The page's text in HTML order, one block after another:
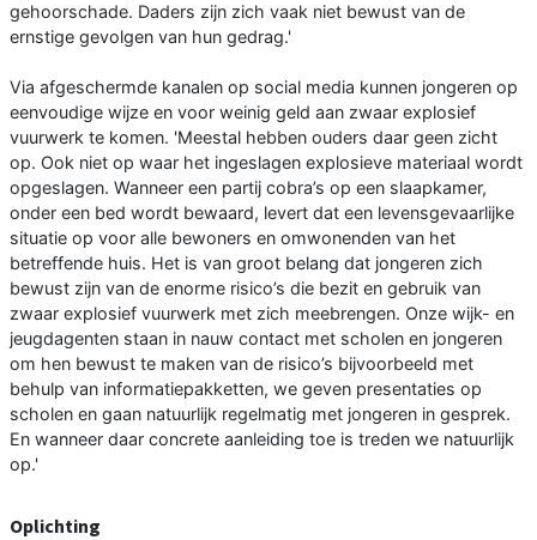
gehoorschade. Daders zijn zich vaak niet bewust van de
ernstige gevolgen van hun gedrag.'
Via afgeschermde kanalen op social media kunnen jongeren op
eenvoudige wijze en voor weinig geld aan zwaar explosief
vuurwerk te komen. 'Meestal hebben ouders daar geen zicht
op. Ook niet op waar het ingeslagen explosieve materiaal wordt
opgeslagen. Wanneer een partij cobra’s op een slaapkamer,
onder een bed wordt bewaard, levert dat een levensgevaarlijke
situatie op voor alle bewoners en omwonenden van het
betreffende huis. Het is van groot belang dat jongeren zich
bewust zijn van de enorme risico’s die bezit en gebruik van
zwaar explosief vuurwerk met zich meebrengen. Onze wijk- en
jeugdagenten staan in nauw contact met scholen en jongeren
om hen bewust te maken van de risico’s bijvoorbeeld met
behulp van informatiepakketten, we geven presentaties op
scholen en gaan natuurlijk regelmatig met jongeren in gesprek.
En wanneer daar concrete aanleiding toe is treden we natuurlijk
op.'
Oplichting